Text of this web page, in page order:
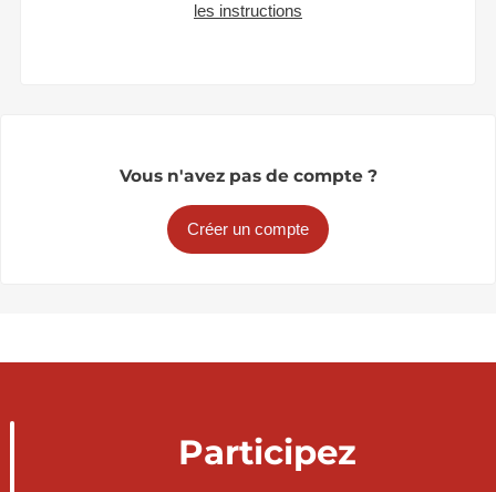
les instructions
Vous n'avez pas de compte ?
Créer un compte
Participez